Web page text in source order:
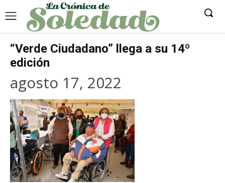
“Verde Ciudadano” llega a su 14º
edición
agosto 17, 2022